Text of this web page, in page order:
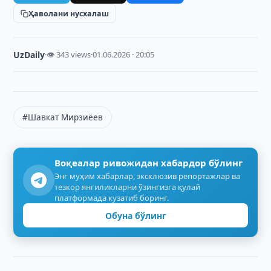
Ҳаволани нусхалаш
UzDaily·👁 343 views·01.06.2026 · 20:05
#Шавкат Мирзиёев
Воқеалар ривожидан хабардор бўлинг
Энг муҳим хабарлар, эксклюзив репортажлар ва
тезкор янгиликларни ўзингизга қулай
платформада кузатиб боринг.
Обуна бўлинг